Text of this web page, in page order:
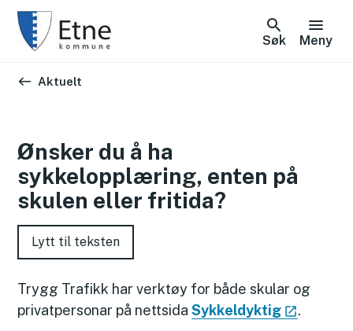
Søk Meny
Du er her:
Aktuelt
Ønsker du å ha
sykkelopplæring, enten på
skulen eller fritida?
Lytt til teksten
Trygg Trafikk har verktøy for både skular og
privatpersonar på nettsidaSykkeldyktig .